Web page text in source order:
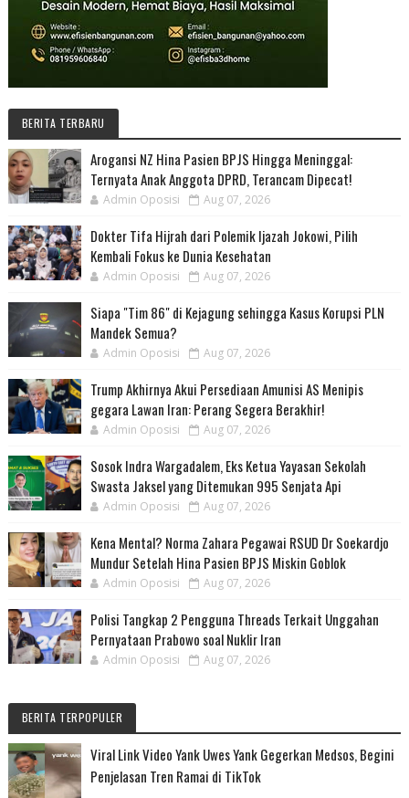
BERITA TERBARU
Arogansi NZ Hina Pasien BPJS Hingga Meninggal:
Ternyata Anak Anggota DPRD, Terancam Dipecat!
Admin Oposisi Aug 07, 2026
Dokter Tifa Hijrah dari Polemik Ijazah Jokowi, Pilih
Kembali Fokus ke Dunia Kesehatan
Admin Oposisi Aug 07, 2026
Siapa "Tim 86" di Kejagung sehingga Kasus Korupsi PLN
Mandek Semua?
Admin Oposisi Aug 07, 2026
Trump Akhirnya Akui Persediaan Amunisi AS Menipis
gegara Lawan Iran: Perang Segera Berakhir!
Admin Oposisi Aug 07, 2026
Sosok Indra Wargadalem, Eks Ketua Yayasan Sekolah
Swasta Jaksel yang Ditemukan 995 Senjata Api
Admin Oposisi Aug 07, 2026
Kena Mental? Norma Zahara Pegawai RSUD Dr Soekardjo
Mundur Setelah Hina Pasien BPJS Miskin Goblok
Admin Oposisi Aug 07, 2026
Polisi Tangkap 2 Pengguna Threads Terkait Unggahan
Pernyataan Prabowo soal Nuklir Iran
Admin Oposisi Aug 07, 2026
BERITA TERPOPULER
Viral Link Video Yank Uwes Yank Gegerkan Medsos, Begini
Penjelasan Tren Ramai di TikTok